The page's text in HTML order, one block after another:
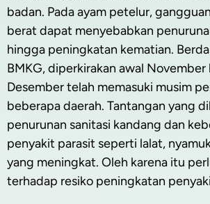
badan. Pada ayam petelur,
berat dapat menyebabkan
hingga peningkatan kematian.
BMKG, diperkirakan awal November
Desember telah memasuki musim
beberapa daerah. Tantangan yang
penurunan sanitasi kandang dan
penyakit parasit seperti lalat,
yang meningkat. Oleh karena itu
terhadap resiko peningkatan